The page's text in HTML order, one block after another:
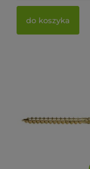
do koszyka
Wieszak belki